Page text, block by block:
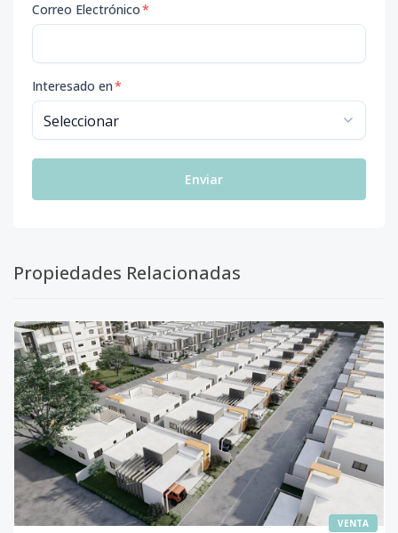
Correo Electrónico*
Interesado en*
Enviar
Propiedades Relacionadas
VENTA